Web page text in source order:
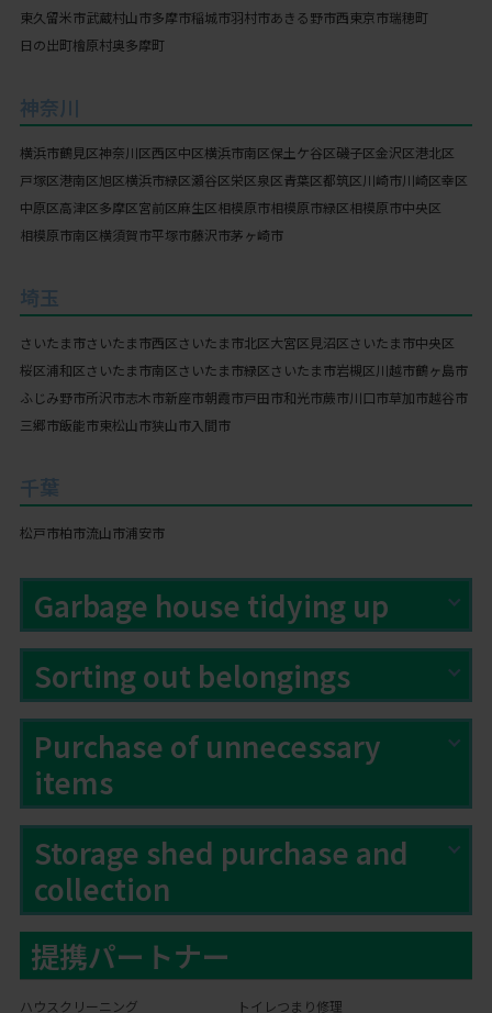
東久留米市武蔵村山市多摩市稲城市羽村市あきる野市西東京市瑞穂町
日の出町檜原村奥多摩町
神奈川
横浜市鶴見区神奈川区西区中区横浜市南区保土ケ谷区磯子区金沢区港北区
戸塚区港南区旭区横浜市緑区瀬谷区栄区泉区青葉区都筑区川崎市川崎区幸区
中原区高津区多摩区宮前区麻生区相模原市相模原市緑区相模原市中央区
相模原市南区横須賀市平塚市藤沢市茅ヶ崎市
埼玉
さいたま市さいたま市西区さいたま市北区大宮区見沼区さいたま市中央区
桜区浦和区さいたま市南区さいたま市緑区さいたま市岩槻区川越市鶴ヶ島市
ふじみ野市所沢市志木市新座市朝霞市戸田市和光市蕨市川口市草加市越谷市
三郷市飯能市東松山市狭山市入間市
千葉
松戸市柏市流山市浦安市
Garbage house tidying up
Sorting out belongings
Purchase of unnecessary
items
Storage shed purchase and
collection
提携パートナー
ハウスクリーニング トイレつまり修理